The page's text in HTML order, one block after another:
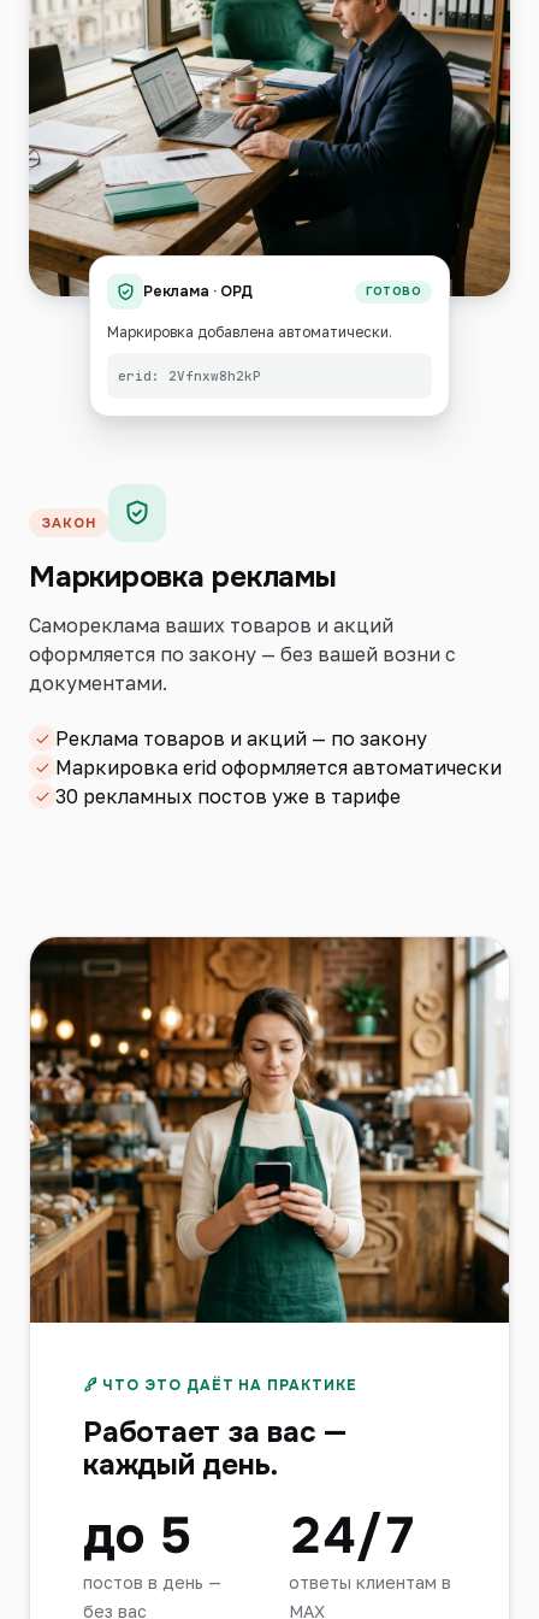
Реклама · ОРД ГОТОВО
Маркировка добавлена автоматически.
erid: 2Vfnxw8h2kP
ЗАКОН
Маркировка рекламы
Самореклама ваших товаров и акций
оформляется по закону — без вашей возни с
документами.
Реклама товаров и акций — по закону
Маркировка erid оформляется автоматически
30 рекламных постов уже в тарифе
ЧТО ЭТО ДАЁТ НА ПРАКТИКЕ
Работает за вас —
каждый день.
до 5
постов в день —
без вас
24/7
ответы клиентам в
MAX